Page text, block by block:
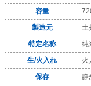
容量
製造元
土
特定名称
純
生/火入れ
火
保存
静